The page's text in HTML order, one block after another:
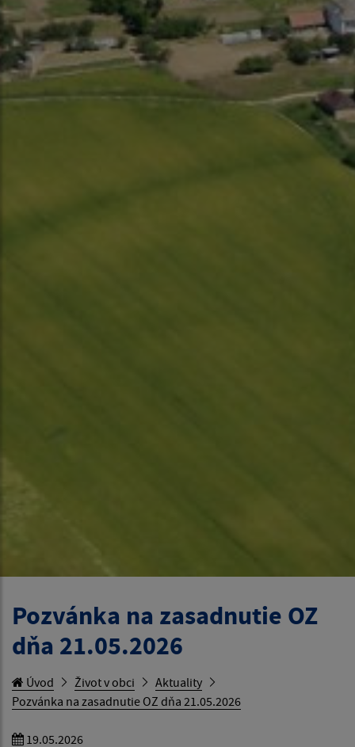
Pozvánka na zasadnutie OZ
dňa 21.05.2026
Úvod Život v obci
Aktuality
Pozvánka na zasadnutie OZ dňa 21.05.2026
19.05.2026